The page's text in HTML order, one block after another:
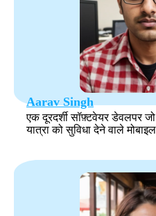
Aarav Singh
एक दूरदर्शी सॉफ़्टवेयर डेवलपर
यात्रा को सुविधा देने वाले